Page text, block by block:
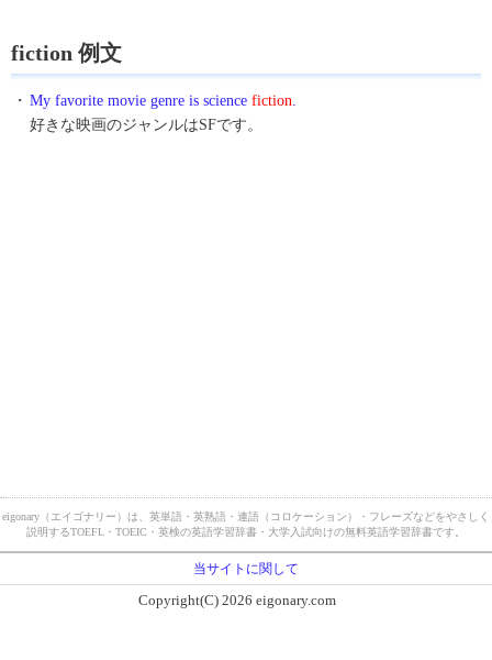
fiction 例文
・ My favorite movie genre is science fiction.
好きな映画のジャンルはSFです。
eigonary（エイゴナリー）は、英単語・英熟語・連語（コロケーション）・フレーズなどをやさしく
説明するTOEFL・TOEIC・英検の英語学習辞書・大学入試向けの無料英語学習辞書です。
当サイトに関して
Copyright(C) 2026 eigonary.com